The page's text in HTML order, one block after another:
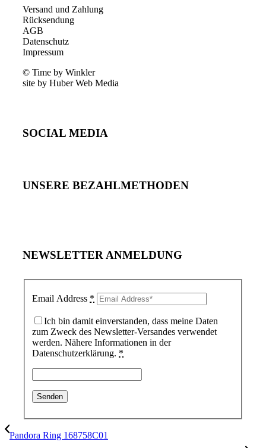
Versand und Zahlung
Rücksendung
AGB
Datenschutz
Impressum
© Time by Winkler
site by Huber Web Media
SOCIAL MEDIA
UNSERE BEZAHLMETHODEN
NEWSLETTER ANMELDUNG
Email Address *
Ich bin damit einverstanden, dass meine Daten
zum Zweck des Newsletter-Versandes verwendet
werden. Nähere Informationen in der
Datenschutzerklärung. *
Pandora Ring 168758C01